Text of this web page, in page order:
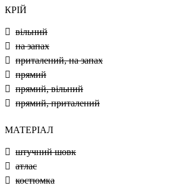
КРІЙ
вільний
на запах
приталений, на запах
прямий
прямий, вільний
прямий, приталений
МАТЕРІАЛ
штучний шовк
атлас
костюмка